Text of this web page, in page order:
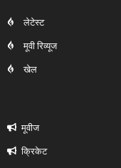
लेटेस्ट
मूवी रिव्यूज
खेल
मूवीज
क्रिकेट